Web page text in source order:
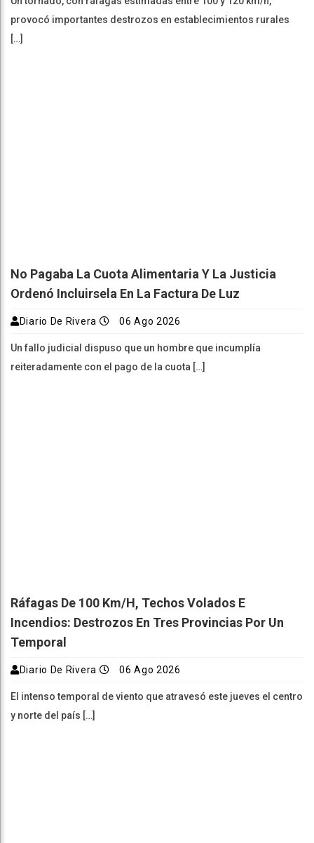
provocó importantes destrozos en establecimientos rurales
[…]
No Pagaba La Cuota Alimentaria Y La Justicia
Ordenó Incluirsela En La Factura De Luz
Diario De Rivera 06 Ago 2026
Un fallo judicial dispuso que un hombre que incumplía
reiteradamente con el pago de la cuota […]
Ráfagas De 100 Km/h, Techos Volados E
Incendios: Destrozos En Tres Provincias Por Un
Temporal
Diario De Rivera 06 Ago 2026
El intenso temporal de viento que atravesó este jueves el centro
y norte del país […]